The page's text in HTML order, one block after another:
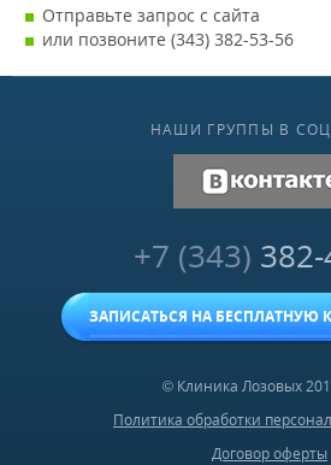
Отправьте запрос с сайта
или позвоните (343) 382-53-56
НАШИ ГРУППЫ В
+7 (343)
ЗАПИСАТЬСЯ НА БЕСПЛАТНУЮ
© Клиника Лозовых
Политика обработки
Договор оферты